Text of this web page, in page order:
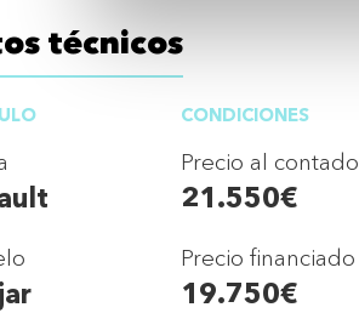
técnicos
CONDICIONES
Precio al contado
21.550€
Precio financiado
19.750€